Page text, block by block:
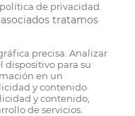
de privacidad.
tratamos
precisa. Analizar
dispositivo para su
en un
y contenido
y contenido,
de servicios.